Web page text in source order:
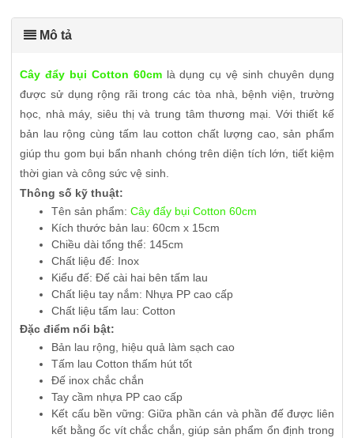
Mô tả
Cây đẩy bụi Cotton 60cmlà dụng cụ vệ sinh chuyên dụng
được sử dụng rộng rãi trong các tòa nhà, bệnh viện, trường
học, nhà máy, siêu thị và trung tâm thương mại. Với thiết kế
bản lau rộng cùng tấm lau cotton chất lượng cao, sản phẩm
giúp thu gom bụi bẩn nhanh chóng trên diện tích lớn, tiết kiệm
thời gian và công sức vệ sinh.
Thông số kỹ thuật:
Tên sản phẩm: Cây đẩy bụi Cotton 60cm
Kích thước bản lau: 60cm x 15cm
Chiều dài tổng thể: 145cm
Chất liệu đế: Inox
Kiểu đế: Đế cài hai bên tấm lau
Chất liệu tay nắm: Nhựa PP cao cấp
Chất liệu tấm lau: Cotton
Đặc điểm nổi bật:
Bản lau rộng, hiệu quả làm sạch cao
Tấm lau Cotton thấm hút tốt
Đế inox chắc chắn
Tay cầm nhựa PP cao cấp
Kết cấu bền vững: Giữa phần cán và phần đế được liên
kết bằng ốc vít chắc chắn, giúp sản phẩm ổn định trong